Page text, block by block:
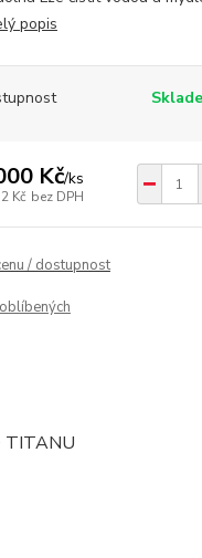
popis
Kč/ks
Kč bez DPH
/ dostupnost
TITANU